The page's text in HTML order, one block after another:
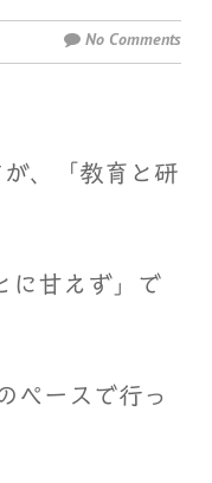
No Comments
、「教育と研
に甘えず」で
ペースで行っ